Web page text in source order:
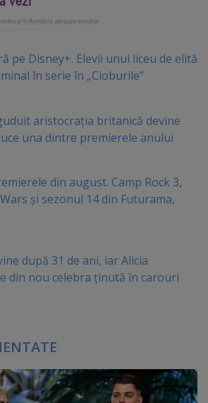
pe Disney+. Elevii unui liceu de elită
în serie în „Cioburile”
aristocrația britanică devine
una dintre premierele anului
din august. Camp Rock 3,
și sezonul 14 din Futurama,
după 31 de ani, iar Alicia
din nou celebra ținută în carouri